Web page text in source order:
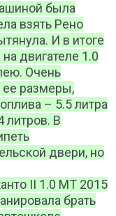
была
взять Рено
И в итоге
двигателе 1.0
Очень
размеры,
– 5.5 литра
литров. В
двери, но
II 1.0 МТ 2015
брать